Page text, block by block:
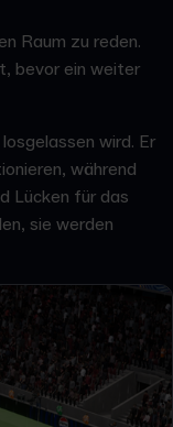
Raum zu reden.
bevor ein weiter
wird. Er
während
Lücken für das
sie werden